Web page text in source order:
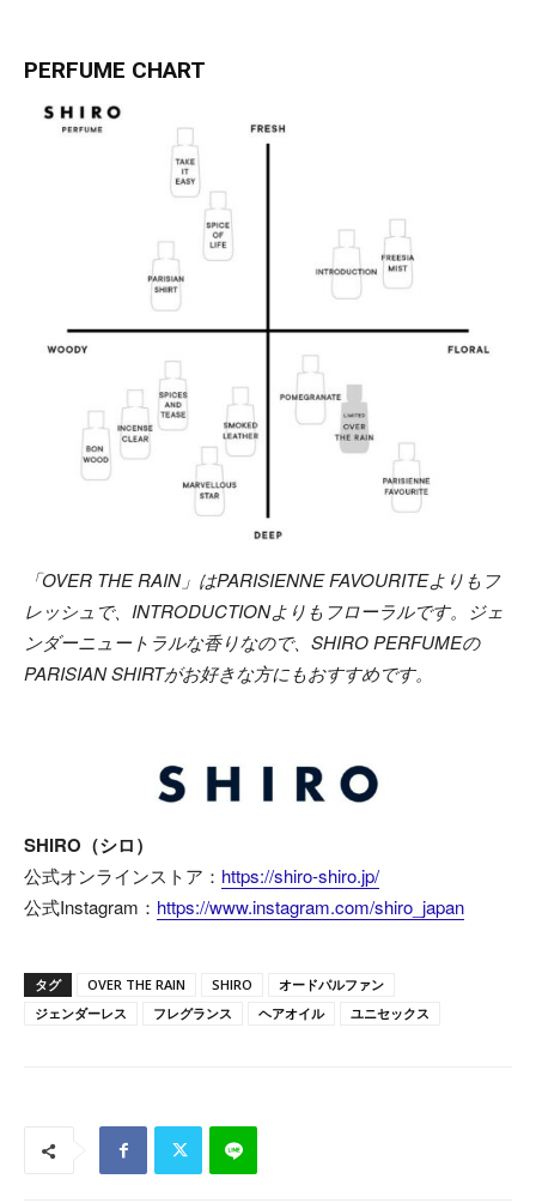
PERFUME CHART
「OVER THE RAIN」はPARISIENNE FAVOURITEよりもフ
レッシュで、INTRODUCTIONよりもフローラルです。ジェ
ンダーニュートラルな香りなので、SHIRO PERFUMEの
PARISIAN SHIRTがお好きな方にもおすすめです。
SHIRO（シロ）
公式オンラインストア： https://shiro-shiro.jp/
公式Instagram： https://www.instagram.com/shiro_japan
タグ OVER THE RAIN SHIRO
オードパルファン
ジェンダーレス
フレグランス ヘアオイル ユニセックス